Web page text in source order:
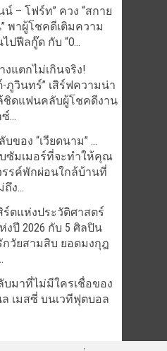
น์ – โฟร์ท” ควง “สกาย
พาผู้โชคดีเติมความ
ปฟีลกู๊ด กับ “O...
งแตกไม่เกินจริง!
-ภูวินทร์” เสิร์ฟความน่า
ชิดแฟนคลับผู้โชคดีงาน
...
ของ “เวียดนาม” …
ซัมเมอร์ที่จะทำให้คุณ
รค์พักผ่อนใกล้บ้านที่
ง...
ร์ตแห่งประวัติศาสตร์
งปี 2026 กับ 5 ศิลปิน
กวัยสามสิบ ยอดมงกุฎ
บมาที่ไม่มีใครเชื่อของ
ล เมสซี่ บนเวทีฟุตบอล